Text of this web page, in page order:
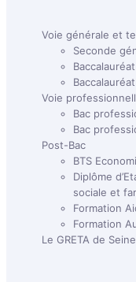
Voie générale et
Seconde
Voie
Bac
Bac
Post-Bac
BTS
Diplôme
sociale et
Formation
Formation
Le GRETA de